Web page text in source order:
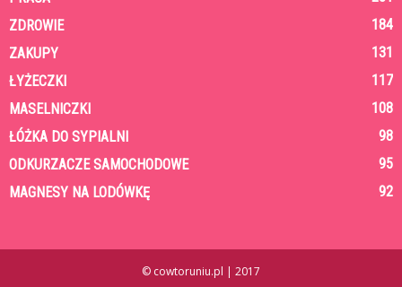
ZDROWIE
184
ZAKUPY
131
ŁYŻECZKI
117
MASELNICZKI
108
ŁÓŻKA DO SYPIALNI
98
ODKURZACZE SAMOCHODOWE
95
MAGNESY NA LODÓWKĘ
92
© cowtoruniu.pl | 2017